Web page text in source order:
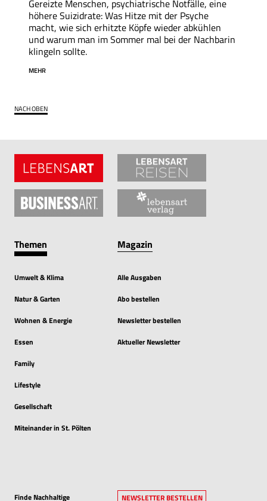
Gereizte Menschen, psychiatrische Notfälle, eine
höhere Suizidrate: Was Hitze mit der Psyche
macht, wie sich erhitzte Köpfe wieder abkühlen
und warum man im Sommer mal bei der Nachbarin
klingeln sollte.
MEHR
NACH OBEN
Themen
Umwelt & Klima
Natur & Garten
Wohnen & Energie
Essen
Family
Lifestyle
Gesellschaft
Miteinander in St. Pölten
Magazin
Alle Ausgaben
Abo bestellen
Newsletter bestellen
Aktueller Newsletter
Finde Nachhaltige NEWSLETTER BESTELLEN